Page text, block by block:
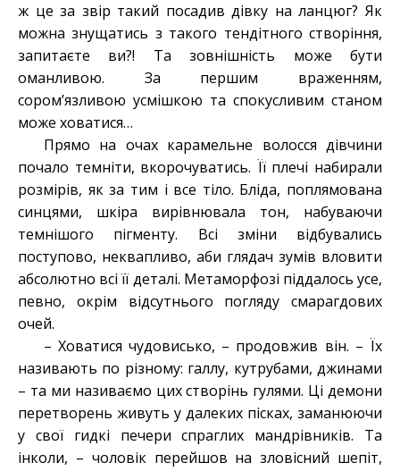
ж це за звір такий посадив дівку на ланцюг? Як
можна знущатись з такого тендітного створіння,
запитаєте ви?! Та зовнішність може бути
оманливою. За першим враженням,
сором’язливою усмішкою та спокусливим станом
може ховатися…
Прямо на очах карамельне волосся дівчини
почало темніти, вкорочуватись. Її плечі набирали
розмірів, як за тим і все тіло. Бліда, поплямована
синцями, шкіра вирівнювала тон, набуваючи
темнішого пігменту. Всі зміни відбувались
поступово, неквапливо, аби глядач зумів вловити
абсолютно всі її деталі. Метаморфозі піддалось усе,
певно, окрім відсутнього погляду смарагдових
очей.
– Ховатися чудовисько, – продовжив він. – Їх
називають по різному: галлу, кутрубами, джинами
– та ми називаємо цих створінь гулями. Ці демони
перетворень живуть у далеких пісках, заманюючи
у свої гидкі печери спраглих мандрівників. Та
інколи, – чоловік перейшов на зловісний шепіт,